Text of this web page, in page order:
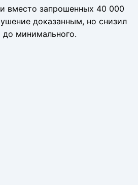
вместо запрошенных 40 000
доказанным, но снизил
минимального.